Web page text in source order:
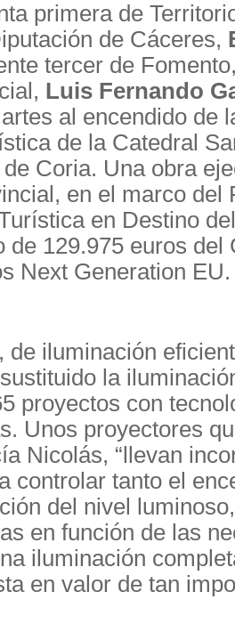
primera de
de Cáceres,
tercer de
Luis Fernando
al encendido de
de la Catedral
Coria. Una obra
en el marco del
en Destino
de 129.975 euros del
Next Generation EU.
de iluminación
la
proyectos con
Unos proyectores
Nicolás, “llevan
controlar tanto el
del nivel
en función de las
iluminación
en valor de tan